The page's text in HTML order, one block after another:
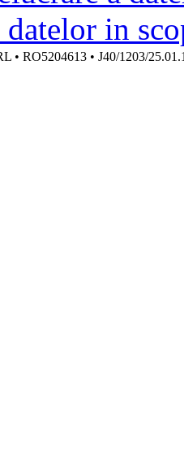
datelor in
• RO5204613 • J40/1203/